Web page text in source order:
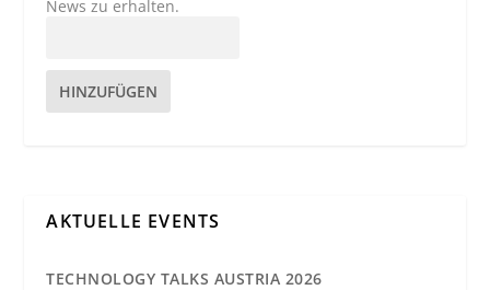
News zu erhalten.
HINZUFÜGEN
AKTUELLE EVENTS
TECHNOLOGY TALKS AUSTRIA 2026